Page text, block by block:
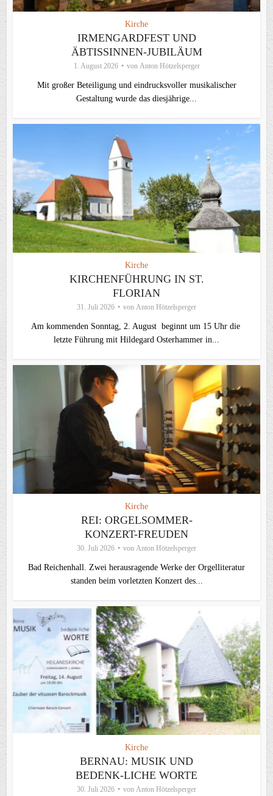
Kirche
IRMENGARDFEST UND
ÄBTISSINNEN-JUBILÄUM
1. August 2026 von Anton Hötzelsperger
Mit großer Beteiligung und eindrucksvoller musikalischer
Gestaltung wurde das diesjährige...
Kirche
KIRCHENFÜHRUNG IN ST.
FLORIAN
31. Juli 2026 von Anton Hötzelsperger
Am kommenden Sonntag, 2. August beginnt um 15 Uhr die
letzte Führung mit Hildegard Osterhammer in...
Kirche
REI: ORGELSOMMER-
KONZERT-FREUDEN
30. Juli 2026 von Anton Hötzelsperger
Bad Reichenhall. Zwei herausragende Werke der Orgelliteratur
standen beim vorletzten Konzert des...
Kirche
BERNAU: MUSIK UND
BEDENK-LICHE WORTE
30. Juli 2026 von Anton Hötzelsperger